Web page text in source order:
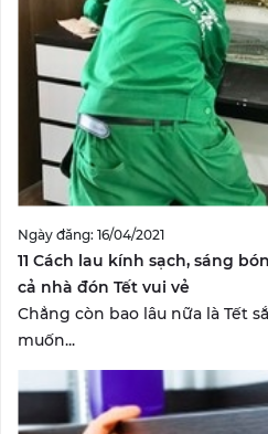
Ngày đăng: 16/04/2021
11 Cách lau kính sạch, sáng
cả nhà đón Tết vui vẻ
Chẳng còn bao lâu nữa là Tết
muốn...